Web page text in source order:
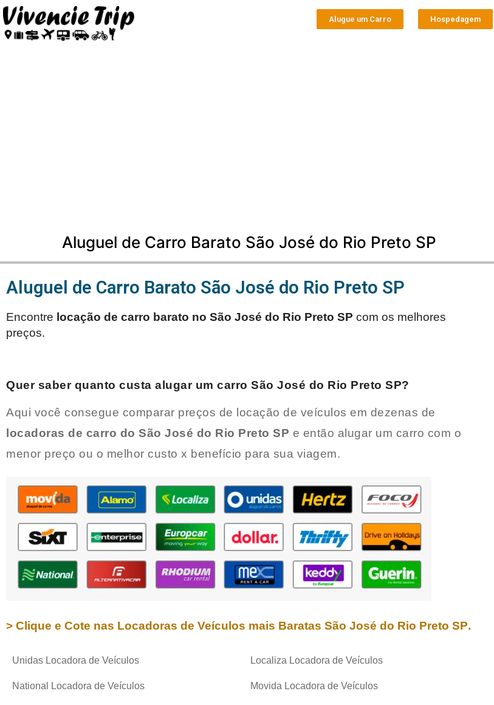
Alugue um Carro Hospedagem
Aluguel de Carro Barato São José do Rio Preto SP
Aluguel de Carro Barato São José do Rio Preto SP
Encontre locação de carro barato no São José do Rio Preto SP com os melhores
preços.
Quer saber quanto custa alugar um carro São José do Rio Preto SP?
Aqui você consegue comparar preços de locação de veículos em dezenas de
locadoras de carro do São José do Rio Preto SP e então alugar um carro com o
menor preço ou o melhor custo x benefício para sua viagem.
> Clique e Cote nas Locadoras de Veículos mais Baratas São José do Rio Preto SP.
Unidas Locadora de Veículos
National Locadora de Veículos
Localiza Locadora de Veículos
Movida Locadora de Veículos